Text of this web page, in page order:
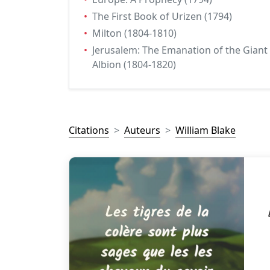
• The First Book of Urizen (1794)
• Milton (1804-1810)
• Jerusalem: The Emanation of the Giant
Albion (1804-1820)
Citations Auteurs William Blake